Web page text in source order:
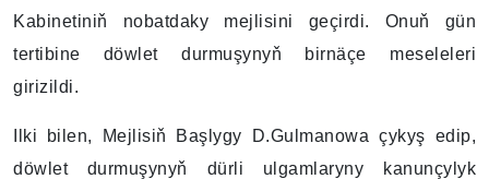
Kabinetiniň nobatdaky mejlisini geçirdi. Onuň gün
tertibine döwlet durmuşynyň birnäçe meseleleri
girizildi.
Ilki bilen, Mejlisiň Başlygy D.Gulmanowa çykyş edip,
döwlet durmuşynyň dürli ulgamlaryny kanunçylyk